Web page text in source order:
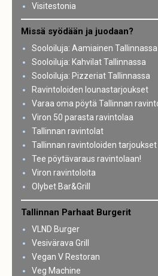
Visitestonia
Missä syödään ja juodaan?
Sooloiluja: Aamiainen Tallinnassa
Sooloiluja: Kahvilat Tallinnassa
Sooloiluja: Pizzeriat Tallinnassa
Ravintoloiden lounastarjoukset
Varaa oma pöytä Tallinnan
Viron 50 parasta ravintolaa
Tallinnan ravintolat
Tallinnan ravintoloiden tarjoukset
Tee pöytävaraus ravintolaan!
Viron ravintoloita
Olybet Bar&Grill
Tallinnan Parhaat Burgerit
VLND Burger
Vesivärava Grill
Vegan V Restoran
Veg Machine